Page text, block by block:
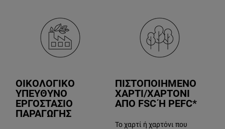
ΟΙΚΟΛΟΓΙΚΟ
ΥΠΕΥΘΥΝΟ
ΕΡΓΟΣΤΑΣΙΟ
ΠΑΡΑΓΩΓΗΣ
ΠΙΣΤΟΠΟΙΗΜΕΝΟ
ΧΑΡΤΙ/ΧΑΡΤΟΝΙ
ΑΠΟ FSC Ή PEFC*
Το χαρτί ή χαρτόνι που